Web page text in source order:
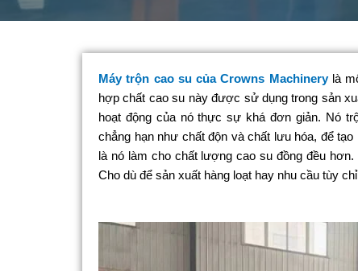
Máy trộn cao su của Crowns Machinerylà
hợp chất cao su này được sử dụng trong sản
hoạt động của nó thực sự khá đơn giản. Nó
chẳng hạn như chất độn và chất lưu hóa, để
là nó làm cho chất lượng cao su đồng đều
Cho dù để sản xuất hàng loạt hay nhu cầu tùy